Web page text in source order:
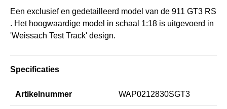
Een exclusief en gedetailleerd model van de 911 GT3 RS
. Het hoogwaardige model in schaal 1:18 is uitgevoerd in
'Weissach Test Track' design.
Specificaties
Artikelnummer WAP0212830SGT3